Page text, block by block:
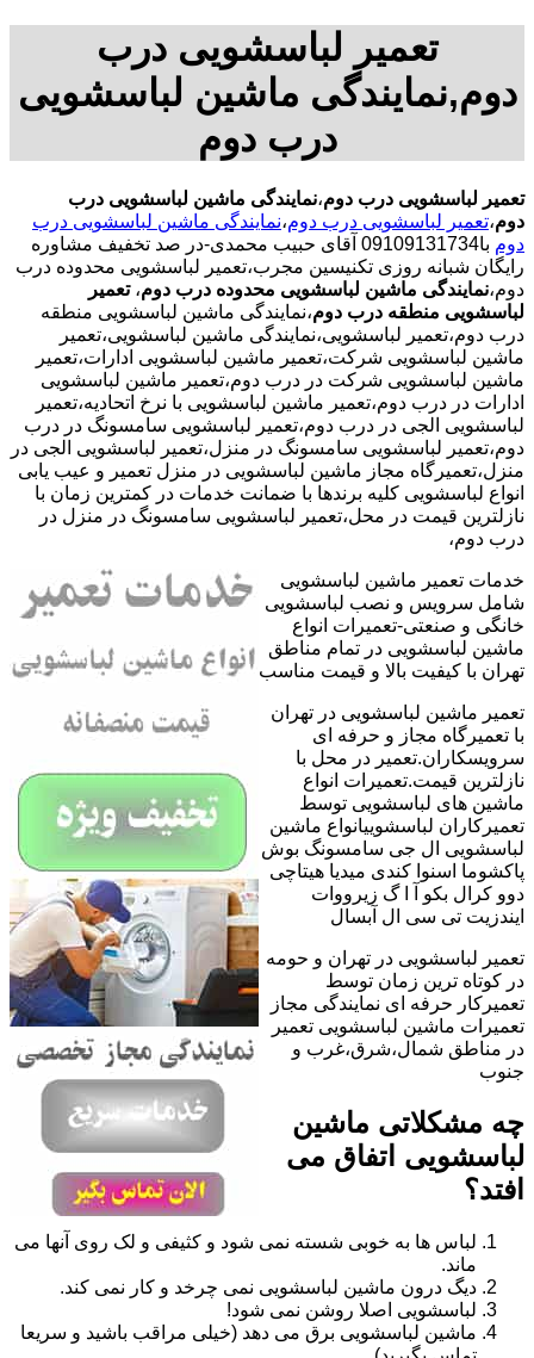
تعمیر لباسشویی درب
دوم,نمایندگی ماشین لباسشویی
درب دوم
تعمیر لباسشویی درب دوم،نمایندگی ماشین لباسشویی درب
دوم،تعمیر لباسشویی درب دوم،نمایندگی ماشین لباسشویی درب
دوم
با09109131734 آقای حبیب محمدی-در صد تخفیف مشاوره
رایگان شبانه روزی تکنیسین مجرب،تعمیر لباسشویی محدوده درب
دوم،نمایندگی ماشین لباسشویی محدوده درب دوم، تعمیر
لباسشویی منطقه درب دوم،نمایندگی ماشین لباسشویی منطقه
درب دوم،تعمیر لباسشویی،نمایندگی ماشین لباسشویی،تعمیر
ماشین لباسشویی شرکت،تعمیر ماشین لباسشویی ادارات،تعمیر
ماشین لباسشویی شرکت در درب دوم،تعمیر ماشین لباسشویی
ادارات در درب دوم،تعمیر ماشین لباسشویی با نرخ اتحادیه،تعمیر
لباسشویی الجی در درب دوم،تعمیر لباسشویی سامسونگ در درب
دوم،تعمیر لباسشویی سامسونگ در منزل،تعمیر لباسشویی الجی در
منزل،تعمیرگاه مجاز ماشین لباسشویی در منزل تعمیر و عیب یابی
انواع لباسشویی کلیه برندها با ضمانت خدمات در کمترین زمان با
نازلترین قیمت در محل،تعمیر لباسشویی سامسونگ در منزل در
درب دوم،
خدمات تعمیر ماشین لباسشویی
شامل سرویس و نصب لباسشویی
خانگی و صنعتی-تعمیرات انواع
ماشین لباسشویی در تمام مناطق
تهران با کیفیت بالا و قیمت مناسب
تعمیر ماشین لباسشویی در تهران
با تعمیرگاه مجاز و حرفه ای
سرویسکاران.تعمیر در محل با
نازلترین قیمت.تعمیرات انواع
ماشین های لباسشویی توسط
تعمیرکاران لباسشوییانواع ماشین
لباسشویی ال جی سامسونگ بوش
پاکشوما اسنوا کندی میدیا هیتاچی
دوو کرال بکو آ ا گ زیرووات
ایندزیت تی سی ال آبسال
تعمیر لباسشویی در تهران و حومه
در کوتاه ترین زمان توسط
تعمیرکار حرفه ای نمایندگی مجاز
تعمیرات ماشین لباسشویی تعمیر
در مناطق شمال،شرق،غرب و
جنوب
چه مشکلاتی ماشین
لباسشویی اتفاق می
افتد؟
لباس ها به خوبی شسته نمی شود و کثیفی و لک روی آنها می
ماند.
دیگ درون ماشین لباسشویی نمی چرخد و کار نمی کند.
لباسشویی اصلا روشن نمی شود!
ماشین لباسشویی برق می دهد (خیلی مراقب باشید و سریعا